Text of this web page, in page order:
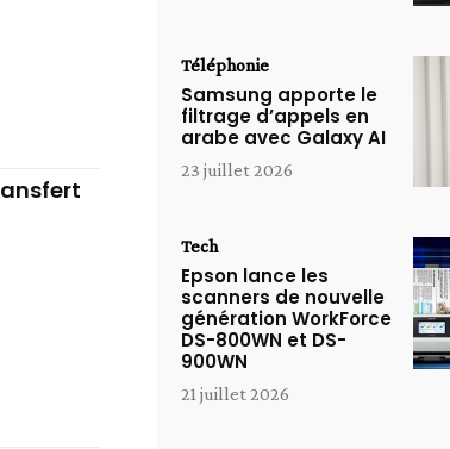
Téléphonie
Samsung apporte le
filtrage d’appels en
arabe avec Galaxy AI
23 juillet 2026
Tech
Epson lance les
scanners de nouvelle
génération WorkForce
DS-800WN et DS-
900WN
21 juillet 2026